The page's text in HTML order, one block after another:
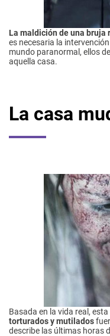
La maldición de una bruja
es necesaria la
mundo paranormal, ellos
aquella casa.
La casa
Basada en la vida real,
torturados y mutilados
describe las últimas horas